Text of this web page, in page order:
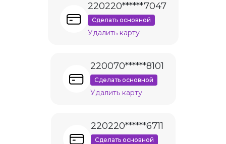
220220******7047
Сделать основной
Удалить карту
220070******8101
Сделать основной
Удалить карту
220220******6711
Сделать основной